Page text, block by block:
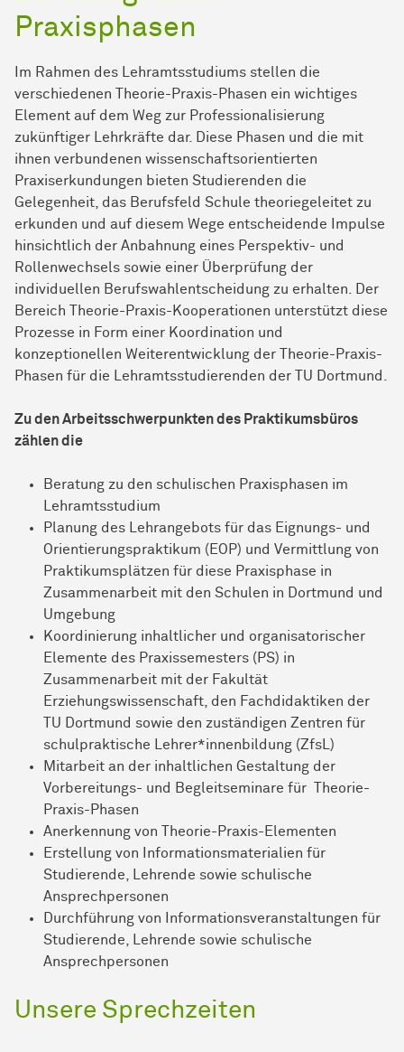
Praxisphasen
Im Rahmen des Lehramtsstudiums stellen die
verschiedenen Theorie-Praxis-Phasen ein wichtiges
Element auf dem Weg zur Professionalisierung
zukünftiger Lehrkräfte dar. Diese Phasen und die mit
ihnen verbundenen wissenschaftsorientierten
Praxiserkundungen bieten Studierenden die
Gelegenheit, das Berufsfeld Schule theoriegeleitet zu
erkunden und auf diesem Wege entscheidende Impulse
hinsichtlich der Anbahnung eines Perspektiv- und
Rollenwechsels sowie einer Überprüfung der
individuellen Berufswahlentscheidung zu erhalten. Der
Bereich Theorie-Praxis-Kooperationen unterstützt diese
Prozesse in Form einer Koordination und
konzeptionellen Weiterentwicklung der Theorie-Praxis-
Phasen für die Lehramtsstudierenden der TU Dortmund.
Zu den Arbeitsschwerpunkten des Praktikumsbüros
zählen die
Beratung zu den schulischen Praxisphasen im
Lehramtsstudium
Planung des Lehrangebots für das Eignungs- und
Orientierungspraktikum (EOP) und Vermittlung von
Praktikumsplätzen für diese Praxisphase in
Zusammenarbeit mit den Schulen in Dortmund und
Umgebung
Koordinierung inhaltlicher und organisatorischer
Elemente des Praxissemesters (PS) in
Zusammenarbeit mit der Fakultät
Erziehungswissenschaft, den Fachdidaktiken der
TU Dortmund sowie den zuständigen Zentren für
schulpraktische Lehrer*innenbildung (ZfsL)
Mitarbeit an der inhaltlichen Gestaltung der
Vorbereitungs- und Begleitseminare für Theorie-
Praxis-Phasen
Anerkennung von Theorie-Praxis-Elementen
Erstellung von Informationsmaterialien für
Studierende, Lehrende sowie schulische
Ansprechpersonen
Durchführung von Informationsveranstaltungen für
Studierende, Lehrende sowie schulische
Ansprechpersonen
Unsere Sprechzeiten